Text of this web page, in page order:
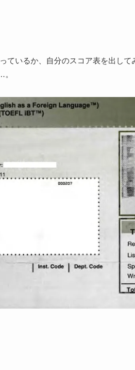
ているか、自分のスコア表を出して